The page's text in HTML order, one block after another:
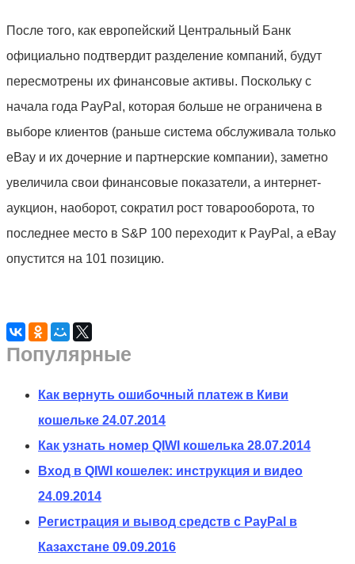
После того, как европейский Центральный Банк
официально подтвердит разделение компаний, будут
пересмотрены их финансовые активы. Поскольку с
начала года PayPal, которая больше не ограничена в
выборе клиентов (раньше система обслуживала только
eBay и их дочерние и партнерские компании), заметно
увеличила свои финансовые показатели, а интернет-
аукцион, наоборот, сократил рост товарооборота, то
последнее место в S&P 100 переходит к PayPal, а eBay
опустится на 101 позицию.
Популярные
Как вернуть ошибочный платеж в Киви
кошельке 24.07.2014
Как узнать номер QIWI кошелька 28.07.2014
Вход в QIWI кошелек: инструкция и видео
24.09.2014
Регистрация и вывод средств с PayPal в
Казахстане 09.09.2016